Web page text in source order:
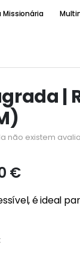
Missionária
|
não existem
€O
atual
é ideal